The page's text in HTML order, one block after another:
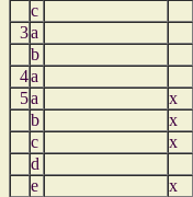
c
3a
b
4a
5a x
b
x
c
x
d
e
x